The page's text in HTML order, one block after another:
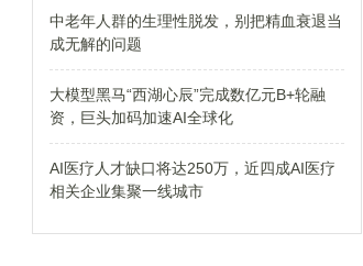
中老年人群的生理性脱发，别把精血衰退当
成无解的问题
大模型黑马“西湖心辰”完成数亿元B+轮融
资，巨头加码加速AI全球化
AI医疗人才缺口将达250万，近四成AI医疗
相关企业集聚一线城市